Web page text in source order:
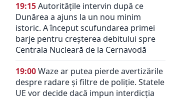
19:15Autoritățile intervin după ce
Dunărea a ajuns la un nou minim
istoric. A început scufundarea primei
barje pentru creșterea debitului spre
Centrala Nucleară de la Cernavodă
19:00Waze ar putea pierde avertizările
despre radare și filtre de poliție. Statele
UE vor decide dacă impun interdicția